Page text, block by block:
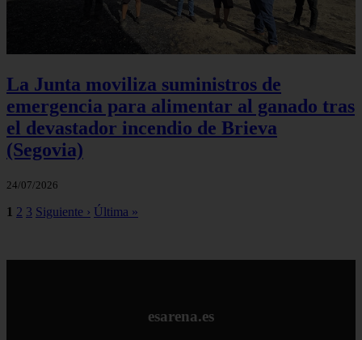
La Junta moviliza suministros de
emergencia para alimentar al ganado tras
el devastador incendio de Brieva
(Segovia)
24/07/2026
1 2 3 Siguiente › Última »
esarena.es